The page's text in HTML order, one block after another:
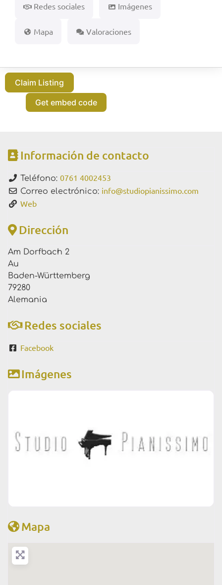
Redes sociales Imágenes
Mapa Valoraciones
Claim Listing
Get embed code
Información de contacto
Teléfono: 0761 4002453
Correo electrónico: info@studiopianissimo.com
Web
Dirección
Am Dorfbach 2
Au
Baden-Württemberg
79280
Alemania
Redes sociales
Facebook
Imágenes
Mapa